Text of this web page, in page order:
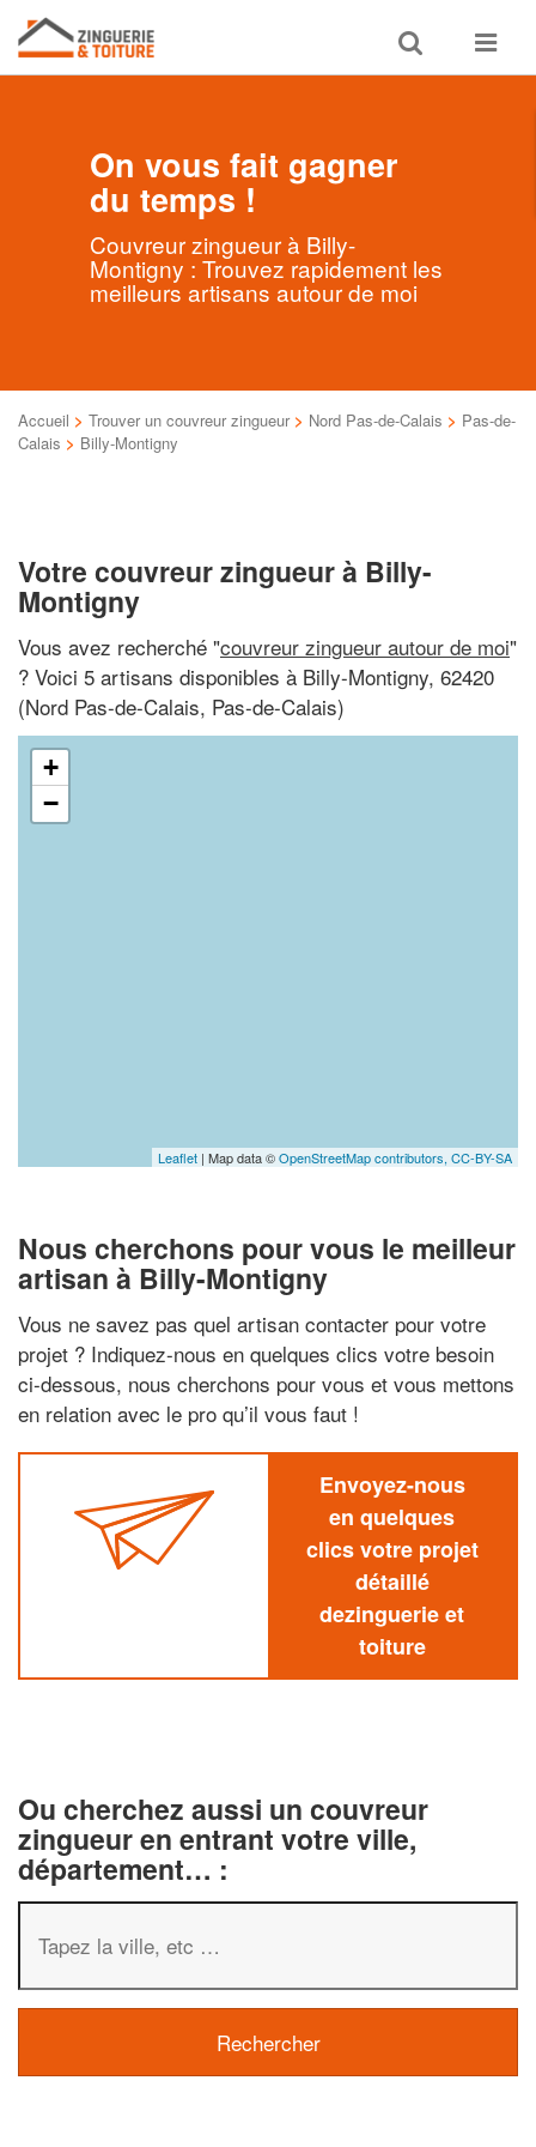
Toggle
search
Toggle
On vous fait gagner
du temps !
Couvreur zingueur à Billy-
Montigny : Trouvez rapidement les
meilleurs artisans autour de moi
Accueil > Trouver un couvreur zingueur > Nord Pas-de-Calais > Pas-de-
Calais > Billy-Montigny
Votre couvreur zingueur à Billy-
Montigny
Vous avez recherché "couvreur zingueur autour de moi"
? Voici 5 artisans disponibles à Billy-Montigny, 62420
(Nord Pas-de-Calais, Pas-de-Calais)
+
−
Leaflet | Map data ©OpenStreetMap contributors, CC-BY-SA
Nous cherchons pour vous le meilleur
artisan à Billy-Montigny
Vous ne savez pas quel artisan contacter pour votre
projet ? Indiquez-nous en quelques clics votre besoin
ci-dessous, nous cherchons pour vous et vous mettons
en relation avec le pro qu’il vous faut !
Envoyez-nous
en quelques
clics votre projet
détaillé
dezinguerie et
toiture
Ou cherchez aussi un couvreur
zingueur en entrant votre ville,
département… :